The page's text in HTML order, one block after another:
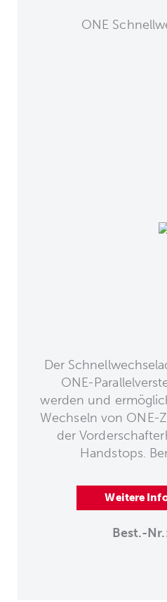
ONE
Der
ONE-
werden und
Wechseln von ONE-
der
Handstops.
Weitere
Best.-